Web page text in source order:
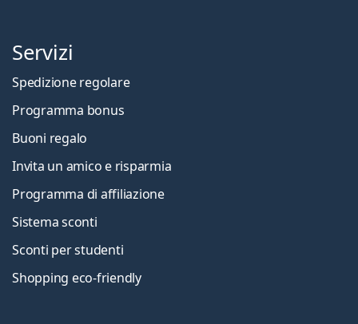
Servizi
Spedizione regolare
Programma bonus
Buoni regalo
Invita un amico e risparmia
Programma di affiliazione
Sistema sconti
Sconti per studenti
Shopping eco-friendly